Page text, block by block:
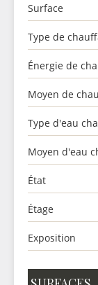
Surface
Type de
Énergie de
Moyen de
Type d'eau
Moyen d'eau
État
Étage
Exposition